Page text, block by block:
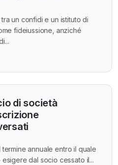
un confidi e un istituto di
fideiussione, anziché
di società
termine annuale entro il quale
dal socio cessato il...